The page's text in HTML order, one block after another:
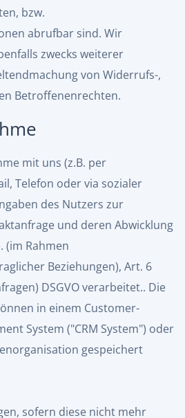
bzw.
abrufbar sind. Wir
zwecks weiterer
von Widerrufs-,
Betroffenenrechten.
mit uns (z.B. per
Telefon oder via sozialer
des Nutzers zur
und deren Abwicklung
(im Rahmen
Beziehungen), Art. 6
DSGVO verarbeitet.. Die
in einem Customer-
System ("CRM System") oder
gespeichert
sofern diese nicht mehr